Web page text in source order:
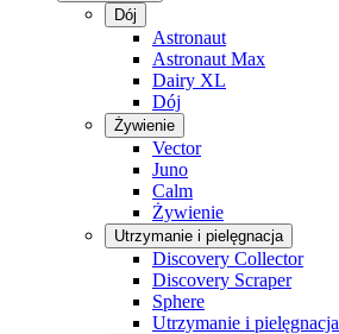
Dój
Astronaut
Astronaut Max
Dairy XL
Dój
Żywienie
Vector
Juno
Calm
Żywienie
Utrzymanie i pielęgnacja
Discovery Collector
Discovery Scraper
Sphere
Utrzymanie i pielęgnacja